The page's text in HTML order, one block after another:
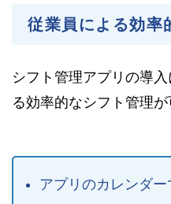
従業員による効率
シフト管理アプリの導
る効率的なシフト管理が
アプリのカレンダ